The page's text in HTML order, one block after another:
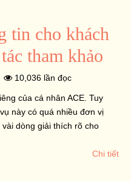
tin cho khách
tham khảo
10,036 lần đọc
của cá nhân ACE. Tuy
này có quá nhiều đơn vị
dòng giải thích rõ cho
Chi tiết